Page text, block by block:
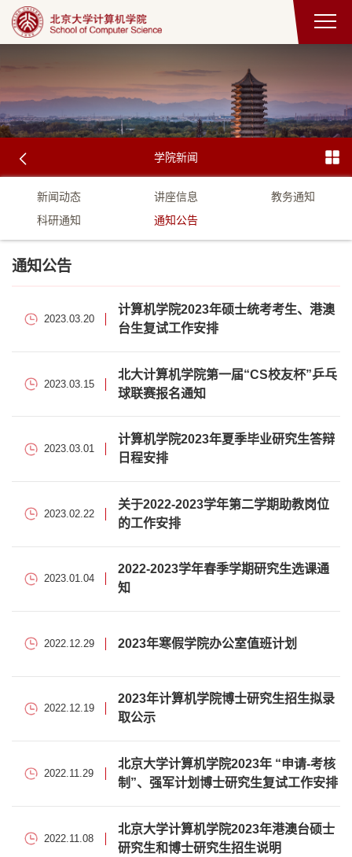
学院新闻
新闻动态 讲座信息
教务通知
科研通知
通知公告
通知公告
2023.03.20
计算机学院2023年硕士统考考生、港澳
台生复试工作安排
2023.03.15
北大计算机学院第一届“CS校友杯”乒乓
球联赛报名通知
2023.03.01
计算机学院2023年夏季毕业研究生答辩
日程安排
2023.02.22
关于2022-2023学年第二学期助教岗位
的工作安排
2023.01.04
2022-2023学年春季学期研究生选课通
知
2022.12.29 2023年寒假学院办公室值班计划
2022.12.19
2023年计算机学院博士研究生招生拟录
取公示
2022.11.29
北京大学计算机学院2023年 “申请-考核
制”、强军计划博士研究生复试工作安排
2022.11.08
北京大学计算机学院2023年港澳台硕士
研究生和博士研究生招生说明